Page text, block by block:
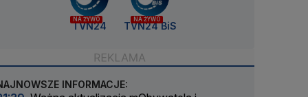
NA ŻYWO
TVN24
NA ŻYWO
TVN24 BiS
INFORMACJE: